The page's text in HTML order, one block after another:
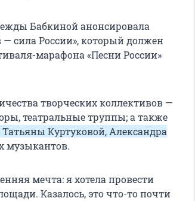
Бабкиной анонсировала
сила России», который должен
марафона «Песни России»
творческих коллективов —
театральные труппы; а также
Куртуковой, Александра
музыкантов.
мечта: я хотела провести
Казалось, это что-то почти